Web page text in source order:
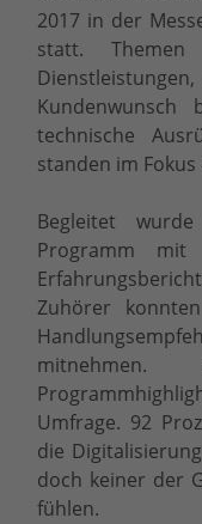
2017 in der
statt.
Kundenwunsch
technische
standen im
Begleitet
Programm mit
Zuhörer
Umfrage. 92
die
doch keiner der
fühlen.